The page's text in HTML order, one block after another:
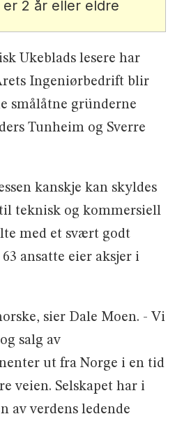
2 år eller eldre
Ukeblads lesere har
Ingeniørbedrift blir
smålåtne gründerne
Tunheim og Sverre
kanskje kan skyldes
teknisk og kommersiell
med et svært godt
ansatte eier aksjer i
sier Dale Moen. - Vi
salg av
ut fra Norge i en tid
veien. Selskapet har i
av verdens ledende